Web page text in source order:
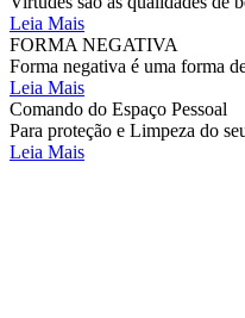
Leia Mais
FORMA NEGATIVA
Forma negativa é uma forma
Leia Mais
Comando do Espaço Pessoal
Para proteção e Limpeza do
Leia Mais